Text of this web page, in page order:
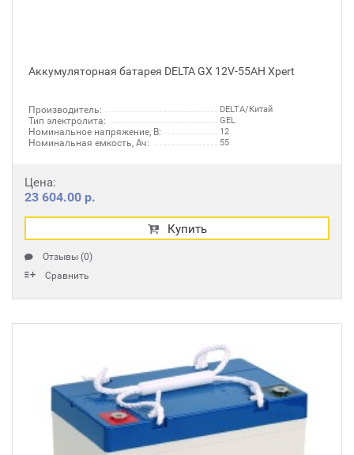
Аккумуляторная батарея DELTA GX 12V-55AH Xpert
Производитель: DELTA/Китай
Тип электролита: GEL
Номинальное напряжение, В: 12
Номинальная емкость, Ач: 55
Цена:
23 604.00 р.
Купить
Отзывы (0)
Сравнить